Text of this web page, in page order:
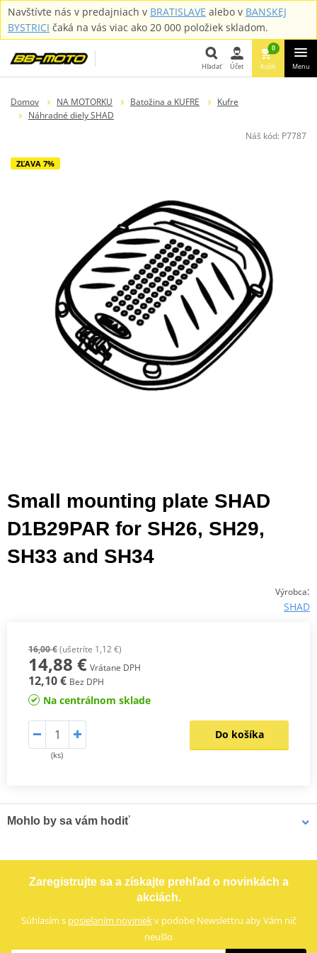
Navštívte nás v predajniach v BRATISLAVE alebo v BANSKEJ
BYSTRICI čaká na vás viac ako 20 000 položiek skladom.
Hľadať Účet
0
Košík Menu
Domov NA MOTORKU Batožina a KUFRE
Kufre
Náhradné diely SHAD
Náš kód: P7787
ZĽAVA 7%
Small mounting plate SHAD
D1B29PAR for SH26, SH29,
SH33 and SH34
Výrobca:
SHAD
16,00 €(ušetríte 1,12 €)
14,88 € Vrátane DPH
12,10 € Bez DPH
Na centrálnom sklade
(ks)
Do košíka
Mohlo by sa vám hodiť
Zaregistrujte sa a získajte prehľad o novinkách a
akciách.
Súhlasím s posielaním noviniekv podobe Newslettru aby Vám nič
neušlo